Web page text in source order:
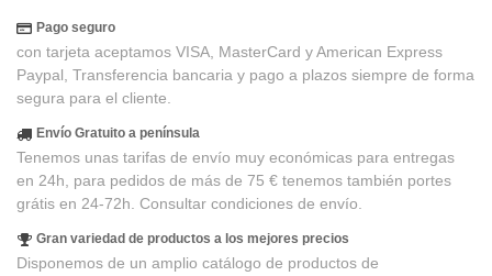
Pago seguro
con tarjeta aceptamos VISA, MasterCard y American Express
Paypal, Transferencia bancaria y pago a plazos siempre de forma
segura para el cliente.
Envío Gratuito a península
Tenemos unas tarifas de envío muy económicas para entregas
en 24h, para pedidos de más de 75 € tenemos también portes
grátis en 24-72h. Consultar condiciones de envío.
Gran variedad de productos a los mejores precios
Disponemos de un amplio catálogo de productos de